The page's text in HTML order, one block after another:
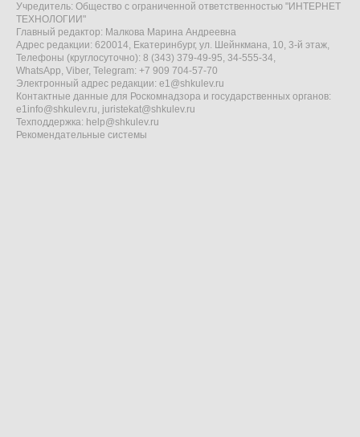
Учредитель: Общество с ограниченной ответственностью "ИНТЕРНЕТ
ТЕХНОЛОГИИ"
Главный редактор: Малкова Марина Андреевна
Адрес редакции: 620014, Екатеринбург, ул. Шейнкмана, 10, 3-й этаж,
Телефоны (круглосуточно): 8 (343) 379-49-95, 34-555-34,
WhatsApp, Viber, Telegram: +7 909 704-57-70
Электронный адрес редакции: e1@shkulev.ru
Контактные данные для Роскомнадзора и государственных органов:
e1info@shkulev.ru, juristekat@shkulev.ru
Техподдержка: help@shkulev.ru
Рекомендательные системы